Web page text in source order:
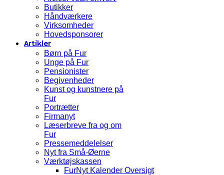
Butikker
Håndværkere
Virksomheder
Hovedsponsorer
Artikler
Børn på Fur
Unge på Fur
Pensionister
Begivenheder
Kunst og kunstnere på
Fur
Portrætter
Firmanyt
Læserbreve fra og om
Fur
Pressemeddelelser
Nyt fra Små-Øerne
Værktøjskassen
FurNyt Kalender Oversigt